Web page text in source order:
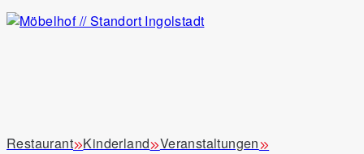
Restaurant Kinderland Veranstaltungen
Ausstellung